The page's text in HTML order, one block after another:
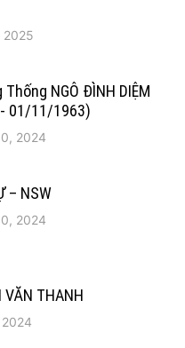
2025
NGÔ ĐÌNH DIỆM
01/11/1963)
2024
– NSW
2024
VĂN THANH